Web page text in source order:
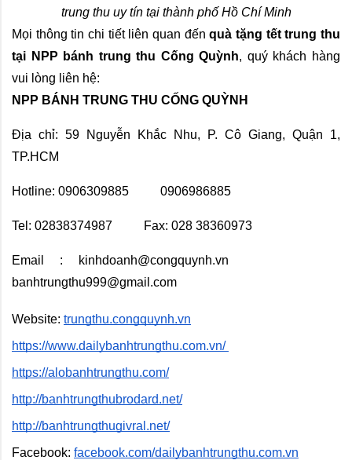
trung thu uy tín tại thành phố Hồ Chí Minh
Mọi thông tin chi tiết liên quan đến quà tặng tết trung thu
tại NPP bánh trung thu Cống Quỳnh, quý khách hàng
vui lòng liên hệ:
NPP BÁNH TRUNG THU CỐNG QUỲNH
Địa chỉ: 59 Nguyễn Khắc Nhu, P. Cô Giang, Quận 1,
TP.HCM
Hotline: 0906309885          0906986885
Tel: 02838374987          Fax: 028 38360973
Email : kinhdoanh@congquynh.vn
banhtrungthu999@gmail.com
Website: trungthu.congquynh.vn
https://www.dailybanhtrungthu.com.vn/
https://alobanhtrungthu.com/
http://banhtrungthubrodard.net/
http://banhtrungthugivral.net/
Facebook: facebook.com/dailybanhtrungthu.com.vn